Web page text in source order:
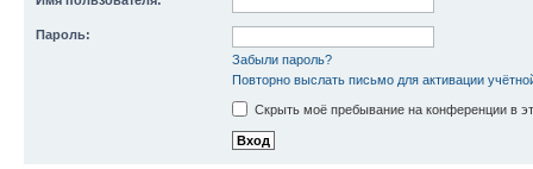
Пароль:
Забыли пароль?
Повторно выслать письмо для активации
Скрыть моё пребывание на конференции в